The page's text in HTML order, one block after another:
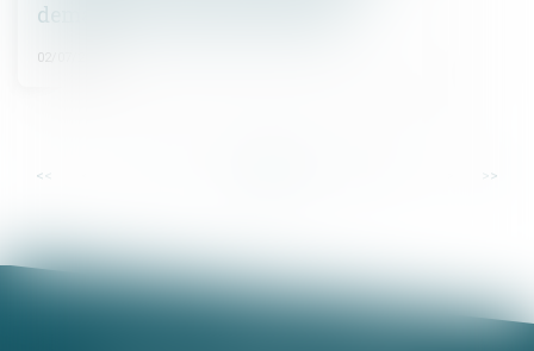
demander au syndic est fixée
02/07/2025
<< >>